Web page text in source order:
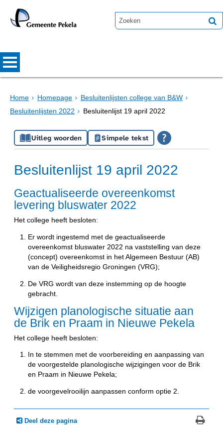
Home Homepage
Besluitenlijsten college van B&W
Besluitenlijsten 2022
Besluitenlijst 19 april 2022
Uitleg woorden Simpele tekst
Besluitenlijst 19 april 2022
Geactualiseerde overeenkomst
levering bluswater 2022
Het college heeft besloten:
Er wordt ingestemd met de geactualiseerde
overeenkomst bluswater 2022 na vaststelling van deze
(concept) overeenkomst in het Algemeen Bestuur (AB)
van de Veiligheidsregio Groningen (VRG);
De VRG wordt van deze instemming op de hoogte
gebracht.
Wijzigen planologische situatie aan
de Brik en Praam in Nieuwe Pekela
Het college heeft besloten:
In te stemmen met de voorbereiding en aanpassing van
de voorgestelde planologische wijzigingen voor de Brik
en Praam in Nieuwe Pekela;
de voorgevelrooilijn aanpassen conform optie 2.
Deel deze pagina